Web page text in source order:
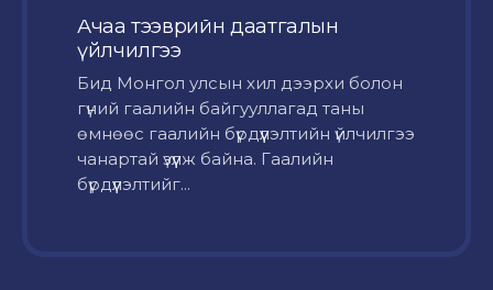
Ачаа тээврийн даатгалын
үйлчилгээ
Бид Монгол улсын хил дээрхи болон
гүний гаалийн байгууллагад таны
өмнөөс гаалийн бүрдүүлэлтийн үйлчилгээ
чанартай үзүүлж байна. Гаалийн
бүрдүүлэлтийг...